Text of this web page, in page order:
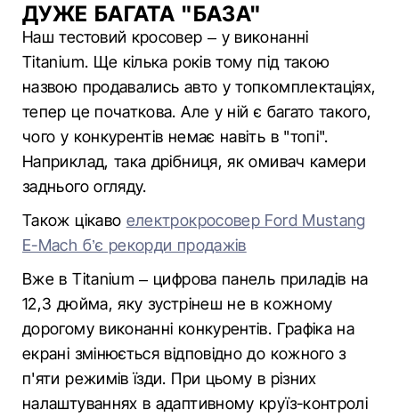
ДУЖЕ БАГАТА "БАЗА"
Наш тестовий кросовер – у виконанні
Titanium. Ще кілька років тому під такою
назвою продавались авто у топкомплектаціях,
тепер це початкова. Але у ній є багато такого,
чого у конкурентів немає навіть в "топі".
Наприклад, така дрібниця, як омивач камери
заднього огляду.
Також цікаво електрокросовер Ford Mustang
E-Mach б’є рекорди продажів
Вже в Titanium – цифрова панель приладів на
12,3 дюйма, яку зустрінеш не в кожному
дорогому виконанні конкурентів. Графіка на
екрані змінюється відповідно до кожного з
п'яти режимів їзди. При цьому в різних
налаштуваннях в адаптивному круїз-контролі